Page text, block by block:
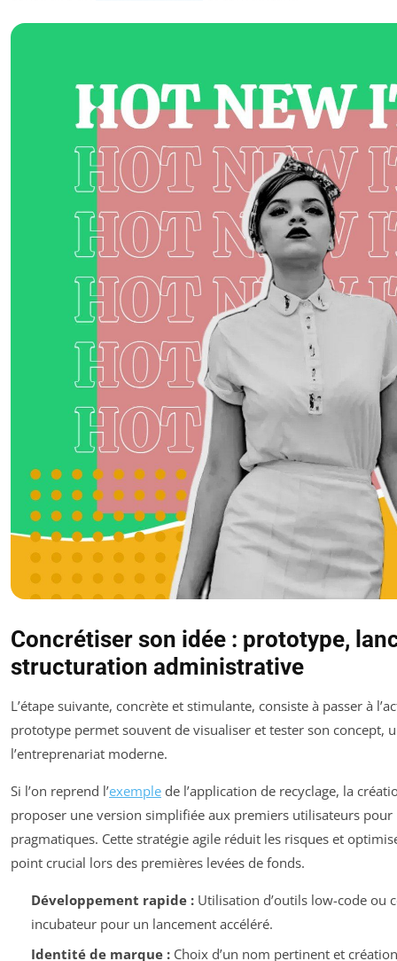
Concrétiser son idée : prototype,
structuration administrative
L’étape suivante, concrète et stimulante, consiste à passer à
prototype permet souvent de visualiser et tester son concept,
l’entreprenariat moderne.
Si l’on reprend l’exemple de l’application de recyclage, la
proposer une version simplifiée aux premiers utilisateurs
pragmatiques. Cette stratégie agile réduit les risques et
point crucial lors des premières levées de fonds.
Développement rapide :Utilisation d’outils low-code ou
incubateur pour un lancement accéléré.
Identité de marque :Choix d’un nom pertinent et